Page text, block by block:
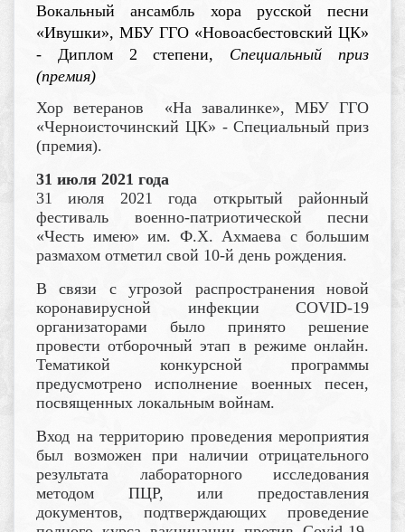
Вокальный ансамбль хора русской песни
«Ивушки», МБУ ГГО «Новоасбестовский ЦК»
- Диплом 2 степени, Специальный приз
(премия)
Хор ветеранов «На завалинке», МБУ ГГО
«Черноисточинский ЦК» - Специальный приз
(премия).
31 июля 2021 года
31 июля 2021 года открытый районный
фестиваль военно-патриотической песни
«Честь имею» им. Ф.Х. Ахмаева с большим
размахом отметил свой 10-й день рождения.
В связи с угрозой распространения новой
коронавирусной инфекции COVID-19
организаторами было принято решение
провести отборочный этап в режиме онлайн.
Тематикой конкурсной программы
предусмотрено исполнение военных песен,
посвященных локальным войнам.
Вход на территорию проведения мероприятия
был возможен при наличии отрицательного
результата лабораторного исследования
методом ПЦР, или предоставления
документов, подтверждающих проведение